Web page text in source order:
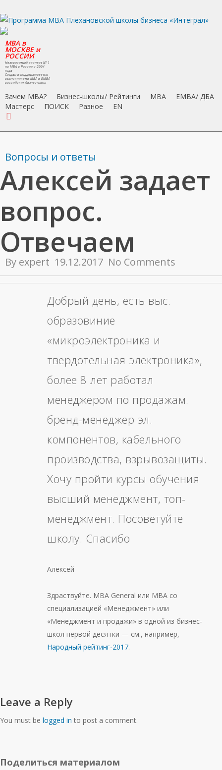
to
main
content
MBA в
МОСКВЕ и
РОССИИ
Независимый эксперт № 1
по MBA в России с 2004
года
Создан и поддерживается
выпускниками MBA и EMBA
российских бизнес-школ
Зачем MBA? Бизнес-школы/ Рейтинги MBA
EMBA/ ДБA
Мастерс
ПОИСК Разное EN
Вопросы и ответы
Алексей задает
вопрос.
Отвечаем
By expert 19.12.2017 No Comments
Добрый день, есть выс.
образовиние
«микроэлектроника и
твердотельная электроника»,
более 8 лет работал
менеджером по продажам.
бренд-менеджер эл.
компонентов, кабельного
производства, взрывозащиты.
Хочу пройти курсы обучения
высший менеджмент, топ-
менеджмент. Посоветуйте
школу. Спасибо
Алексей
Здраствуйте. МВА General или МВА со
специализацией «Менеджмент» или
«Менеджмент и продажи» в одной из бизнес-
школ первой десятки — см., например,
Народный рейтинг-2017.
Leave a Reply
You must be logged in to post a comment.
Поделиться материалом